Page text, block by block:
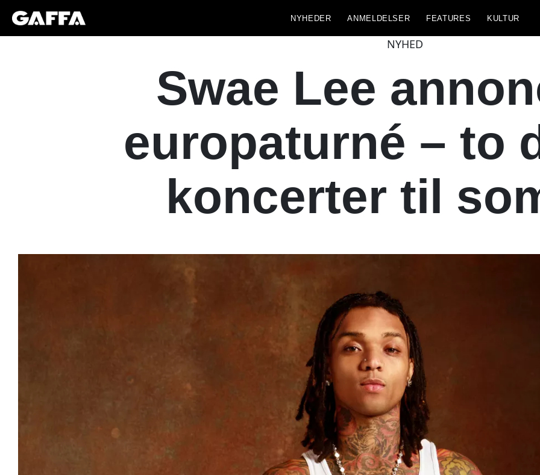
NYHEDER ANMELDELSER FEATURES KULTUR
NYHED
Swae Lee
europaturné – to
koncerter til